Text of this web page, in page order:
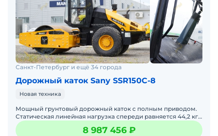
Санкт-Петербург и ещё 34 города
Дорожный каток Sany SSR150C-8
Новая техника
Мощный грунтовый дорожный каток с полным приводом.
Статическая линейная нагрузка спереди равняется 44,2 кг/
см.• Двигатель - Cummins (Англия)• Эксплуат
8 987 456 ₽